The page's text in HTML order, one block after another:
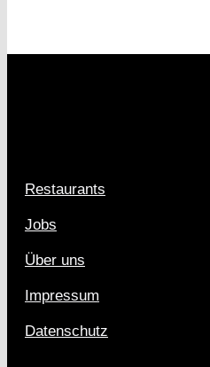
Restaurants
Jobs
Über uns
Impressum
Datenschutz